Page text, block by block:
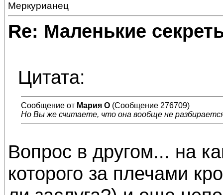
Меркурианец
Re: Маленькие
Цитата:
Сообщение от Мария О (Сообщение 276709)
Но Вы же считаете, что она вообще не
Вопрос в другом... на
которого за плечами